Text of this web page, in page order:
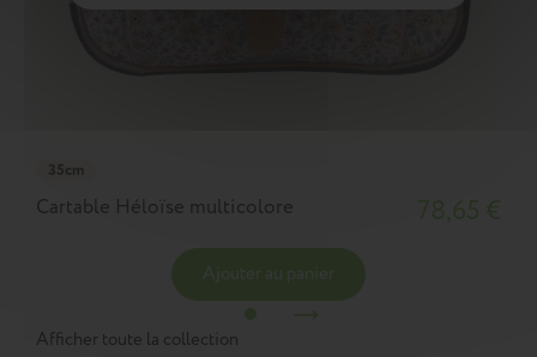
35cm
Cartable Héloïse multicolore
Afficher toute la collection